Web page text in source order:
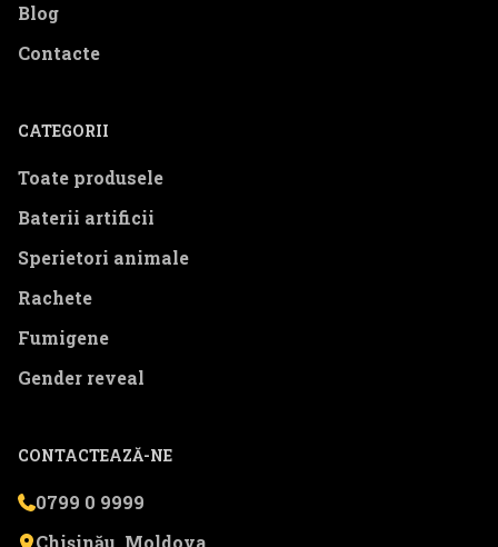
Blog
Contacte
CATEGORII
Toate produsele
Baterii artificii
Sperietori animale
Rachete
Fumigene
Gender reveal
CONTACTEAZĂ-NE
0799 0 9999
Chișinău, Moldova